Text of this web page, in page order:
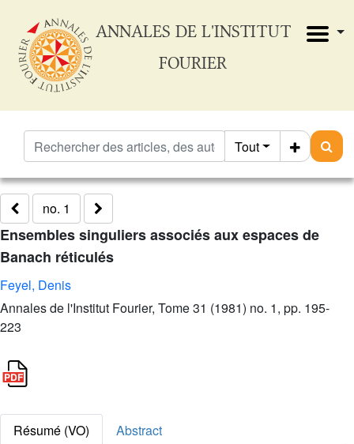
ANNALES DE L'INSTITUT
FOURIER
Tout
no. 1
Ensembles singuliers associés aux espaces de
Banach réticulés
Feyel, Denis
Annales de l'Institut Fourier, Tome 31 (1981) no. 1, pp. 195-
223
Résumé (VO)
Abstract